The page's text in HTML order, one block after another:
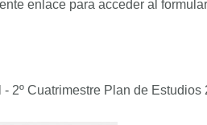
enlace para acceder al
2º Cuatrimestre Plan de